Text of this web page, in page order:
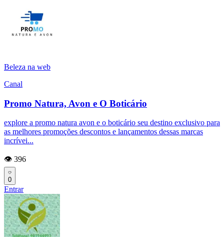
Beleza na web
Canal
Promo Natura, Avon e O Boticário
explore a promo natura avon e o boticário seu destino exclusivo para
as melhores promoções descontos e lançamentos dessas marcas
incrívei...
👁️ 396
0
Entrar